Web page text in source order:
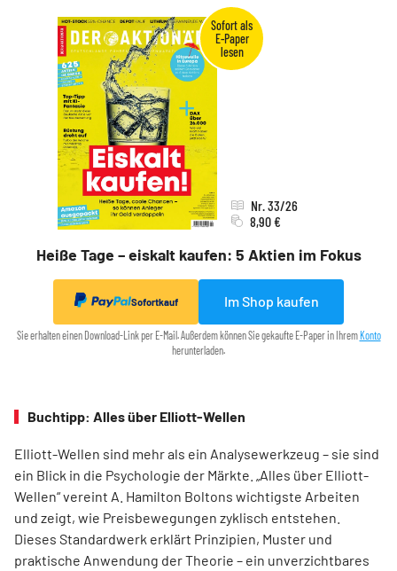
Heiße Tage – eiskalt kaufen: 5 Aktien im Fokus
Nr. 33/26
8,90 €
Sofortkauf Im Shop kaufen
Sie erhalten einen Download-Link per E-Mail. Außerdem können Sie gekaufte E-Paper in IhremKonto
herunterladen.
Buchtipp: Alles über Elliott-Wellen
Elliott-Wellen sind mehr als ein Analysewerkzeug – sie sind
ein Blick in die Psychologie der Märkte. „Alles über Elliott-
Wellen“ vereint A. Hamilton Boltons wichtigste Arbeiten
und zeigt, wie Preisbewegungen zyklisch entstehen.
Dieses Standardwerk erklärt Prinzipien, Muster und
praktische Anwendung der Theorie – ein unverzichtbares